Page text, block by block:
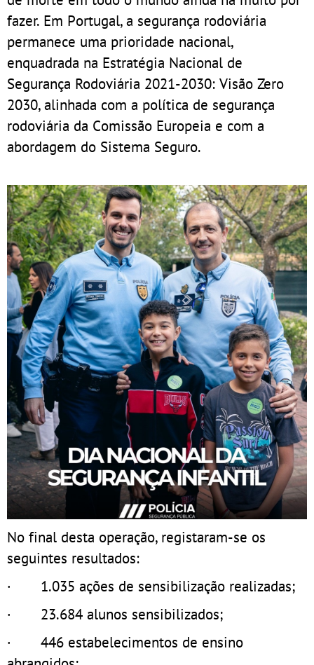
fazer. Em Portugal, a segurança rodoviária
permanece uma prioridade nacional,
enquadrada na Estratégia Nacional de
Segurança Rodoviária 2021-2030: Visão Zero
2030, alinhada com a política de segurança
rodoviária da Comissão Europeia e com a
abordagem do Sistema Seguro.
No final desta operação, registaram-se os
seguintes resultados:
· 1.035 ações de sensibilização realizadas;
· 23.684 alunos sensibilizados;
· 446 estabelecimentos de ensino